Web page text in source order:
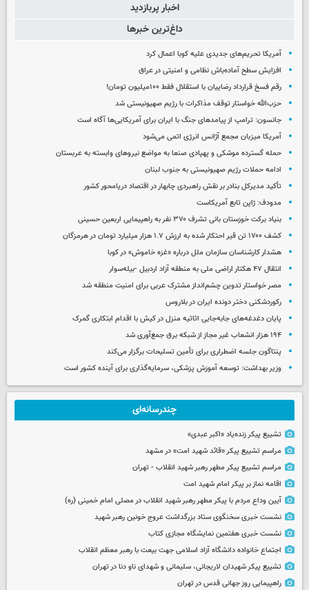
اخبار پربازدید
داغ‌ترین خبرها
آمریکا تحریم‌های جدیدی علیه کوبا اعمال کرد
افزایش سطح آماده‌باش نظامی و امنیتی در عراق
رقم فسخ قرارداد رضاییان با استقلال فقط ۱۰۰میلیون تومان!
حزب‌الله خواستار توقف مذاکرات با رژیم صهیونیستی شد
جانسون: ترامپ از پیامدهای جنگ با ایران برای آمریکایی‌ها آگاه است
آمریکا میزبان مجمع آژانس انرژی اتمی می‌شود
حمله گسترده موشکی و پهپادی صنعا به مواضع نیروهای وابسته به عربستان
ادامه حملات رژیم صهیونیستی به جنوب لبنان
تأکید مدیرکل بنادر بر نقش راهبردی چابهار در اقتصاد دریامحور کشور
مدودف: ژاپن تابع آمریکاست
بنیاد برکت خوزستان بانی تشرف ۳۷۰ نفر به راهپیمایی اربعین حسینی
کشف ۱۷۰۰ تن قیر احتکار شده به ارزش ۱.۷ هزار میلیارد تومان در هرمزگان
هشدار کارشناسان سازمان ملل درباره «غزه‌ خاموش» در کوبا
انتقال ۴۷ هکتار اراضی ملی به منطقه آزاد اردبیل -بیله‌سوار
مصر خواستار تدوین چشم‌انداز مشترک عربی برای امنیت منطقه شد
رکوردشکنی دختر دونده ایران در بلاروس
پایان دغدغه‌های جابه‌جایی اثاثیه منزل در کیش با اقدام ابتکاری گمرک
۱۹۴ هزار انشعاب غیر مجاز از شبکه برق جمع‌آوری شد
پنتاگون جلسه اضطراری برای تأمین تسلیحات برگزار می‌کند
وزیر بهداشت: توسعه آموزش پزشکی، سرمایه‌گذاری برای آینده کشور است
چندرسانه‌ای
تشییع پیکر زنده‌یاد «اکبر عبدی»
مراسم تشییع پیکر «قائد شهید امت» در مشهد
مراسم تشییع پیکر مطهر رهبر شهید انقلاب - تهران
اقامه نماز بر پیکر امام شهید امت
آیین وداع مردم با پیکر مطهر رهبر شهید انقلاب در مصلی امام خمینی (ره)
نشست خبری سخنگوی ستاد بزرگداشت عروج خونین رهبر شهید
نشست خبری هفتمین نمایشگاه مجازی کتاب
اجتماع خانواده دانشگاه آزاد اسلامی جهت بیعت با رهبر معظم انقلاب
تشییع پیکر شهیدان لاریجانی، سلیمانی و شهدای ناو دنا در تهران
راهپیمایی روز جهانی قدس در تهران